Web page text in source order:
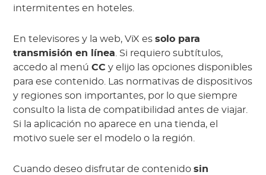
intermitentes en hoteles.
En televisores y la web, ViX essolo para
transmisión en línea. Si requiero subtítulos,
accedo al menúCC y elijo las opciones disponibles
para ese contenido. Las normativas de dispositivos
y regiones son importantes, por lo que siempre
consulto la lista de compatibilidad antes de viajar.
Si la aplicación no aparece en una tienda, el
motivo suele ser el modelo o la región.
Cuando deseo disfrutar de contenidosin